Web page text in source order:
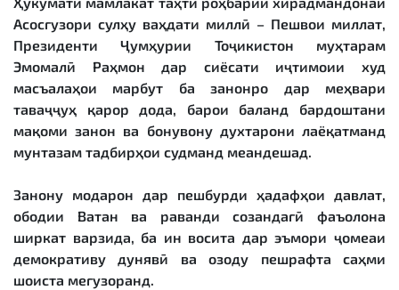
Асосгузори сулҳу ваҳдати миллӣ – Пешвои миллат,
Президенти Ҷумҳурии Тоҷикистон муҳтарам
Эмомалӣ Раҳмон дар сиёсати иҷтимоии худ
масъалаҳои марбут ба занонро дар меҳвари
таваҷҷуҳ қарор дода, барои баланд бардоштани
мақоми занон ва бонувону духтарони лаёқатманд
мунтазам тадбирҳои судманд меандешад.
Занону модарон дар пешбурди ҳадафҳои давлат,
ободии Ватан ва раванди созандагӣ фаъолона
ширкат варзида, ба ин восита дар эъмори ҷомеаи
демокративу дунявӣ ва озоду пешрафта саҳми
шоиста мегузоранд.